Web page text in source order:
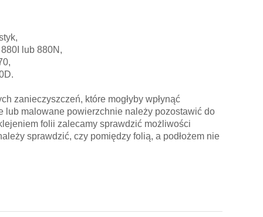
lub 880N,
zanieczyszczeń, które mogłyby wpłynąć
lub malowane powierzchnie należy pozostawić do
folii zalecamy sprawdzić możliwości
sprawdzić, czy pomiędzy folią, a podłożem nie